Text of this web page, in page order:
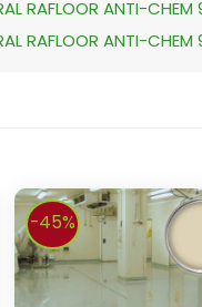
RAFLOOR ANTI-CHEM
RAFLOOR ANTI-CHEM
-45%